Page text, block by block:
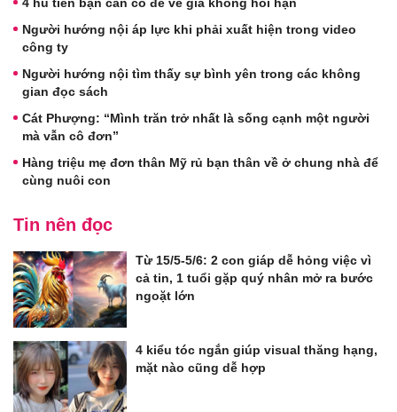
Người hướng nội áp lực khi phải xuất hiện trong video
công ty
Người hướng nội tìm thấy sự bình yên trong các không
gian đọc sách
Cát Phượng: “Mình trăn trở nhất là sống cạnh một người
mà vẫn cô đơn”
Hàng triệu mẹ đơn thân Mỹ rủ bạn thân về ở chung nhà để
cùng nuôi con
Tin nên đọc
Từ 15/5-5/6: 2 con giáp dễ hỏng việc vì
cả tin, 1 tuổi gặp quý nhân mở ra bước
ngoặt lớn
4 kiểu tóc ngắn giúp visual thăng hạng,
mặt nào cũng dễ hợp